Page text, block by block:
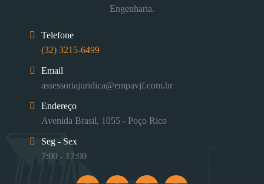
Engenharia.
Telefone
(32) 3215-6499
Email
assessoriajuridica@empavjf.com.br
Endereço
Avenida Brasil, 1055 - Poço Rico
Seg - Sex
7:00 - 17:00